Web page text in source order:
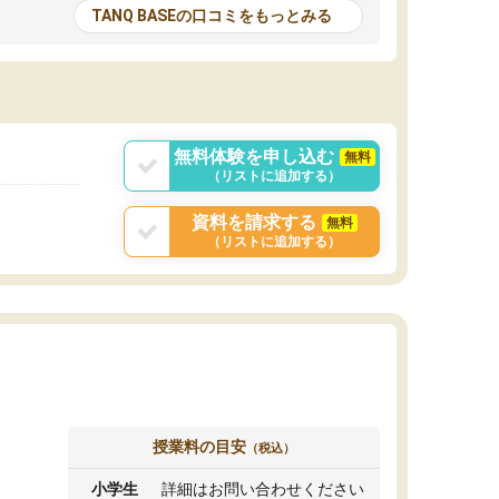
る機会が増えたり
試験対策の面接練
と伝えることもで
が多いので、その子達に感化されて自分も『も
っと何かに取り組んでみよう』と思えます。
はたらく部はオンラインなので、色々な場所の
TANQ BASEの口コミをもっとみる
無料体験を申し込む
無料
（リストに追加する）
資料を請求する
無料
（リストに追加する）
授業料の目安 （税込）
小学生 詳細はお問い合わせください